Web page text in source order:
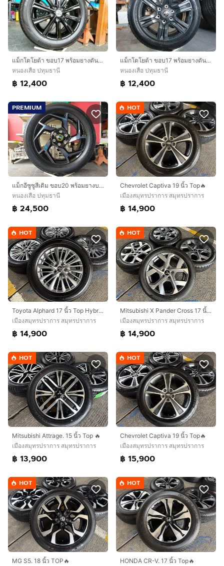
แม็กโตโยต้า ขอบ17 พร้อมยางดันลอป 215 55 17 ปี24 ยางสวยทุกเส้นใส่ camry innova cHr revo vigo
หนองเสือ ปทุมธานี
฿ 12,400
แม็กโตโยต้า ขอบ17 พร้อมยางดันลอป 215 55 17 ปี24 ยางสวยทุกเส้นใส่รถตู้ หรือแปลงใส่ยี่ห้ออื่น 6 รู 139
หนองเสือ ปทุมธานี
฿ 12,400
PREMIUM
แม็กอีซูซูสีเดิม ขอบ20 พร้อมยางบริสโตน 265 50 20 ปี24 ยางสวยทุก ใส่ isuzu ตัวสูงได้ทุกรุ่น mu-x mu 7
หนองเสือ ปทุมธานี
฿ 24,500
HOT
Chevrolet Captiva 19 นิ้ว Top🔥
เมืองสมุทรปราการ สมุทรปราการ
฿ 14,900
HOT
Toyota Alphard 17 นิ้ว Top Hybrid🔥
เมืองสมุทรปราการ สมุทรปราการ
฿ 14,900
HOT
Mitsubishi X Pander Cross 17 นิ้ว Top🔥
เมืองสมุทรปราการ สมุทรปราการ
฿ 14,900
HOT
Mitsubishi Attrage. 15 นิ้ว Top 🔥
เมืองสมุทรปราการ สมุทรปราการ
฿ 13,900
HOT
Chevrolet Captiva 19 นิ้ว Top🔥
เมืองสมุทรปราการ สมุทรปราการ
฿ 15,900
HOT
MG S5. 18 นิ้ว TOP🔥
HOT
HONDA CR-V. 17 นิ้ว Top🔥